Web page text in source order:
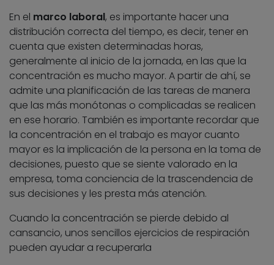
En el marco laboral, es importante hacer una
distribución correcta del tiempo, es decir, tener en
cuenta que existen determinadas horas,
generalmente al inicio de la jornada, en las que la
concentración es mucho mayor. A partir de ahí, se
admite una planificación de las tareas de manera
que las más monótonas o complicadas se realicen
en ese horario. También es importante recordar que
la concentración en el trabajo es mayor cuanto
mayor es la implicación de la persona en la toma de
decisiones, puesto que se siente valorado en la
empresa, toma conciencia de la trascendencia de
sus decisiones y les presta más atención.
Cuando la concentración se pierde debido al
cansancio, unos sencillos ejercicios de respiración
pueden ayudar a recuperarla